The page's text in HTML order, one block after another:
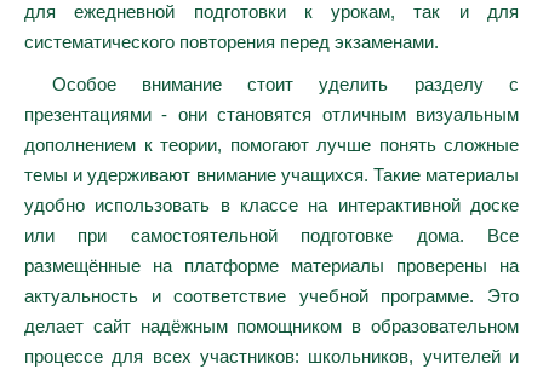
для ежедневной подготовки к урокам, так и для
систематического повторения перед экзаменами.
Особое внимание стоит уделить разделу с
презентациями - они становятся отличным визуальным
дополнением к теории, помогают лучше понять сложные
темы и удерживают внимание учащихся. Такие материалы
удобно использовать в классе на интерактивной доске
или при самостоятельной подготовке дома. Все
размещённые на платформе материалы проверены на
актуальность и соответствие учебной программе. Это
делает сайт надёжным помощником в образовательном
процессе для всех участников: школьников, учителей и